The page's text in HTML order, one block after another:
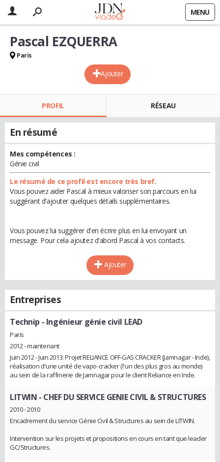
MENU
Ajouter
Pascal EZQUERRA
Paris
PROFIL RÉSEAU
En résumé
Mes compétences :
Génie civil
Le résumé de ce profil est encore très bref.
Vous pouvez aider Pascal à mieux valoriser son parcours en lui
suggérant d'ajouter quelques détails supplémentaires.
Vous pouvez lui suggérer d'en écrire plus en lui envoyant un
message. Pour cela ajoutez d'abord Pascal à vos contacts.
Ajouter
Entreprises
Technip - Ingénieur génie civil LEAD
Paris
2012 - maintenant
Juin 2012 - Juin 2013: Projet RELIANCE OFF-GAS CRACKER (Jamnagar - Inde),
réalisation d'une unité de vapo-cracker (l'un des plus gros au monde)
au sein de la raffinerie de Jamnagar pour le client Reliance en Inde.
LITWIN - CHEF DU SERVICE GENIE CIVIL & STRUCTURES
2010 - 2010
Encadrement du service Génie Civil & Structures au sein de LITWIN.
Intervention sur les projets et propositions en cours en tant que leader
GC/Structures.